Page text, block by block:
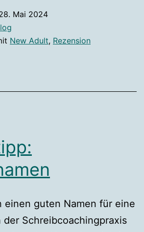
Mai 2024
New Adult, Rezension
einen guten Namen für eine
der Schreibcoachingpraxis